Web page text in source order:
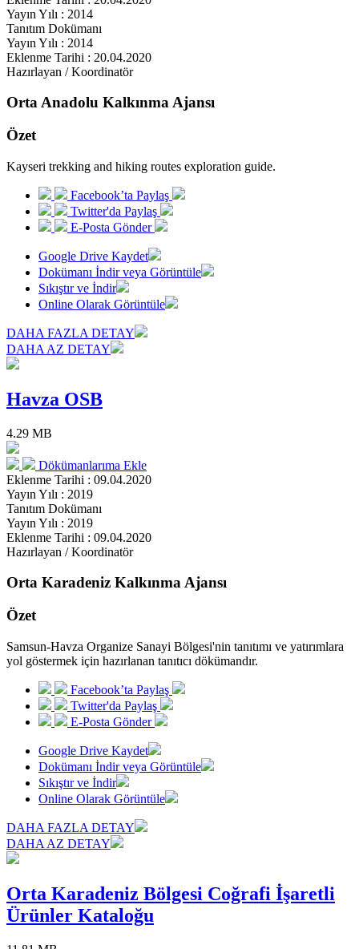
Yayın Yılı : 2014
Tanıtım Dokümanı
Yayın Yılı : 2014
Eklenme Tarihi : 20.04.2020
Hazırlayan / Koordinatör
Orta Anadolu Kalkınma Ajansı
Özet
Kayseri trekking and hiking routes exploration guide.
Facebook’ta Paylaş
Twitter'da Paylaş
E-Posta Gönder
Google Drive Kaydet
Dokümanı İndir veya Görüntüle
Sıkıştır ve İndir
Online Olarak Görüntüle
DAHA FAZLA DETAY
DAHA AZ DETAY
Havza OSB
4.29 MB
Dökümanlarıma Ekle
Eklenme Tarihi : 09.04.2020
Yayın Yılı : 2019
Tanıtım Dokümanı
Yayın Yılı : 2019
Eklenme Tarihi : 09.04.2020
Hazırlayan / Koordinatör
Orta Karadeniz Kalkınma Ajansı
Özet
Samsun-Havza Organize Sanayi Bölgesi'nin tanıtımı ve yatırımlara
yol göstermek için hazırlanan tanıtıcı dökümandır.
Facebook’ta Paylaş
Twitter'da Paylaş
E-Posta Gönder
Google Drive Kaydet
Dokümanı İndir veya Görüntüle
Sıkıştır ve İndir
Online Olarak Görüntüle
DAHA FAZLA DETAY
DAHA AZ DETAY
Orta Karadeniz Bölgesi Coğrafi İşaretli
Ürünler Kataloğu